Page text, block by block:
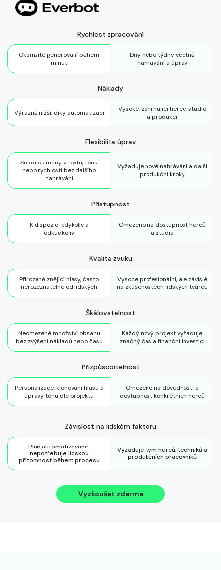
Rychlost zpracování
Okamžité generování během
minut
Dny nebo týdny včetně
nahrávání a úprav
Náklady
Výrazně nižší, díky automatizaci
Vysoké, zahrnující herce, studio
a produkci
Flexibilita úprav
Snadné změny v textu, tónu
nebo rychlosti bez dalšího
nahrávání
Vyžaduje nové nahrávání a další
produkční kroky
Přístupnost
K dispozici kdykoliv a
odkudkoliv
Omezeno na dostupnost herců
a studia
Kvalita zvuku
Přirozeně znějící hlasy, často
nerozeznatelné od lidských
Vysoce profesionální, ale závislé
na zkušenostech lidských tvůrců
Škálovatelnost
Neomezené množství obsahu
bez zvýšení nákladů nebo času
Každý nový projekt vyžaduje
značný čas a finanční investici
Přizpůsobitelnost
Personalizace, klonování hlasu a
úpravy tónu dle projektu
Omezeno na dovednosti a
dostupnost konkrétních herců
Závislost na lidském faktoru
Plně automatizované,
nepotřebuje lidskou
přítomnost během procesu
Vyžaduje tým herců, techniků a
produkčních pracovníků
Vyzkoušet zdarma